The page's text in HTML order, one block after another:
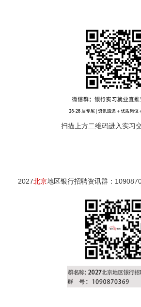
扫描上方二维码进入实习
2027北京地区银行招聘资讯群：